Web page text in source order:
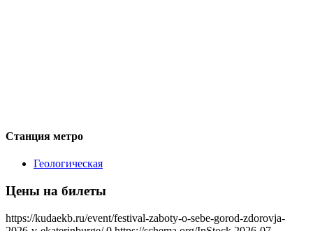
Станция метро
Геологическая
Цены на билеты
https://kudaekb.ru/event/festival-zaboty-o-sebe-gorod-zdorovja-